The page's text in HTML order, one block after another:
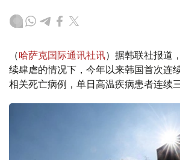
（哈萨克国际通讯社讯）据韩联社报道
续肆虐的情况下，今年以来韩国首次连
相关死亡病例，单日高温疾病患者连续